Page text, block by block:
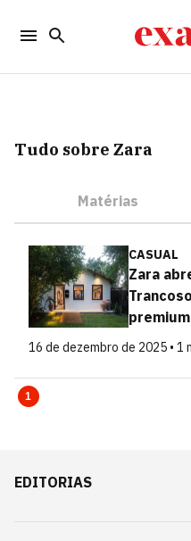
Tudo sobre Zara
Matérias
CASUAL
Zara
premium
16 de dezembro de 2025 • 1
1
EDITORIAS